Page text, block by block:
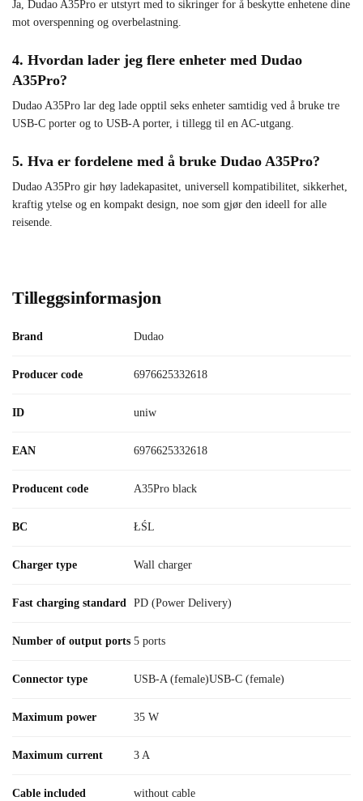
Ja, Dudao A35Pro er utstyrt med to sikringer for å beskytte enhetene dine
mot overspenning og overbelastning.
4. Hvordan lader jeg flere enheter med Dudao
A35Pro?
Dudao A35Pro lar deg lade opptil seks enheter samtidig ved å bruke tre
USB-C porter og to USB-A porter, i tillegg til en AC-utgang.
5. Hva er fordelene med å bruke Dudao A35Pro?
Dudao A35Pro gir høy ladekapasitet, universell kompatibilitet, sikkerhet,
kraftig ytelse og en kompakt design, noe som gjør den ideell for alle
reisende.
Tilleggsinformasjon
Brand Dudao
Producer code 6976625332618
ID uniw
EAN 6976625332618
Producent code A35Pro black
BC ŁŚL
Charger type Wall charger
Fast charging standard PD (Power Delivery)
Number of output ports 5 ports
Connector type USB-A (female)USB-C (female)
Maximum power 35 W
Maximum current 3 A
Cable included without cable